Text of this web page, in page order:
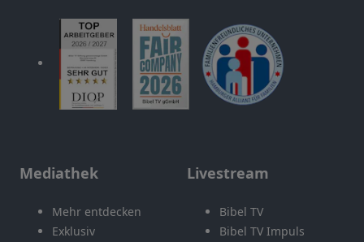
Mediathek
Mehr entdecken
Exklusiv
Livestream
Bibel TV
Bibel TV Impuls